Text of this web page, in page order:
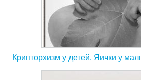
Крипторхизм у детей. Яички у